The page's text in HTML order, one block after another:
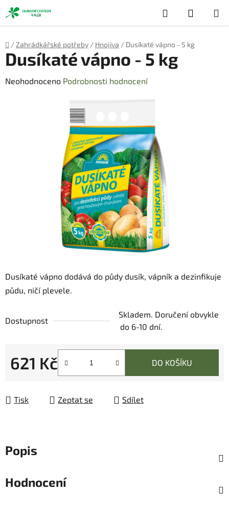
Přejít
na
obsah
Hledat
KOŠÍK
Domů
/ Zahrádkářské potřeby / Hnojiva / Dusíkaté vápno - 5 kg
Dusíkaté vápno dodává do půdy dusík, vápník a dezinfikuje
půdu, ničí plevele.
Dostupnost
Skladem. Doručení obvykle
do 6-10 dní.
621 Kč DO KOŠÍKU
Tisk Zeptat se Sdílet
Dusíkaté vápno - 5 kg
Průměrné
Neohodnoceno Podrobnosti hodnocení
Popis
Hodnocení